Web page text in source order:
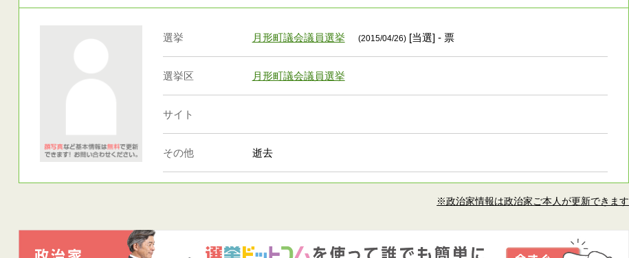
選挙 月形町議会議員選挙 (2015/04/26)[当選] - 票
選挙区 月形町議会議員選挙
サイト
その他 逝去
※政治家情報は政治家ご本人が更新できます